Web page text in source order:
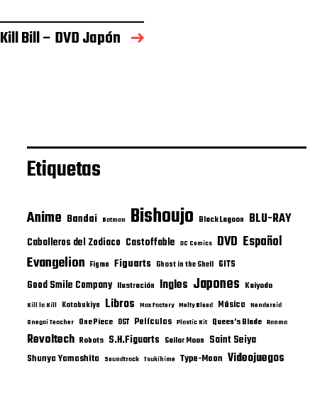
Kill Bill – DVD Japón
Etiquetas
Anime Bandai Batman Bishoujo Black Lagoon BLU-RAY
Caballeros del Zodiaco Castoffable DC Comics DVD Español
Evangelion Figma Figuarts Ghost in the Shell GITS
Good Smile Company Ilustración Ingles Japones Kaiyodo
Kill la Kill Kotobukiya Libros Max Factory Melty Blood Música Nendoroid
Onegai Teacher One Piece OST Películas Plastic Kit Queen's Blade Ranma
Revoltech Robots S.H.Figuarts Sailor Moon Saint Seiya
Shunya Yamashita Soundtrack Tsukihime Type-Moon Videojuegos